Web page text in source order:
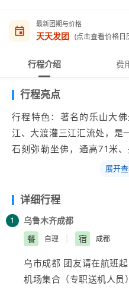
最新团期与价格
天天发团 (点击查看价格日
行程介绍 费
行程亮点
行程特色：著名的乐山大
江、大渡灌三江汇流处，是
石刻弥勒坐佛，通高71米
24米、耳长7米、脚背宽
展开
详细行程
1 乌鲁木齐成都
餐
自理 宿 成都
乌市成都 团友请在航班
机场集合（专职送机人员